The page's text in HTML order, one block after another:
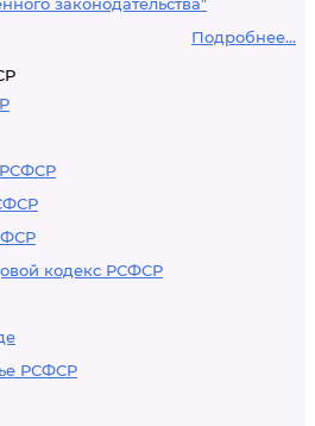
Подробнее...
РСФСР
кодекс РСФСР
РСФСР